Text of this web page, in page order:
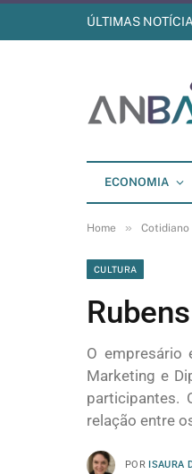
ÚLTIMAS
ECONOMIA
Home » Cotidiano
CULTURA
O empresário
Marketing e
participantes.
relação entre
POR ISAURA